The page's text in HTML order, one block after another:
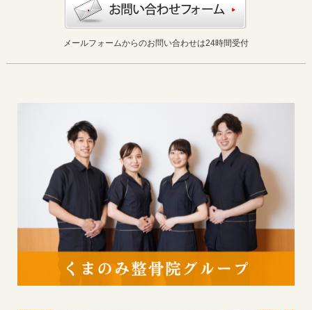
メールフォームからのお問い合わせは24時間受付